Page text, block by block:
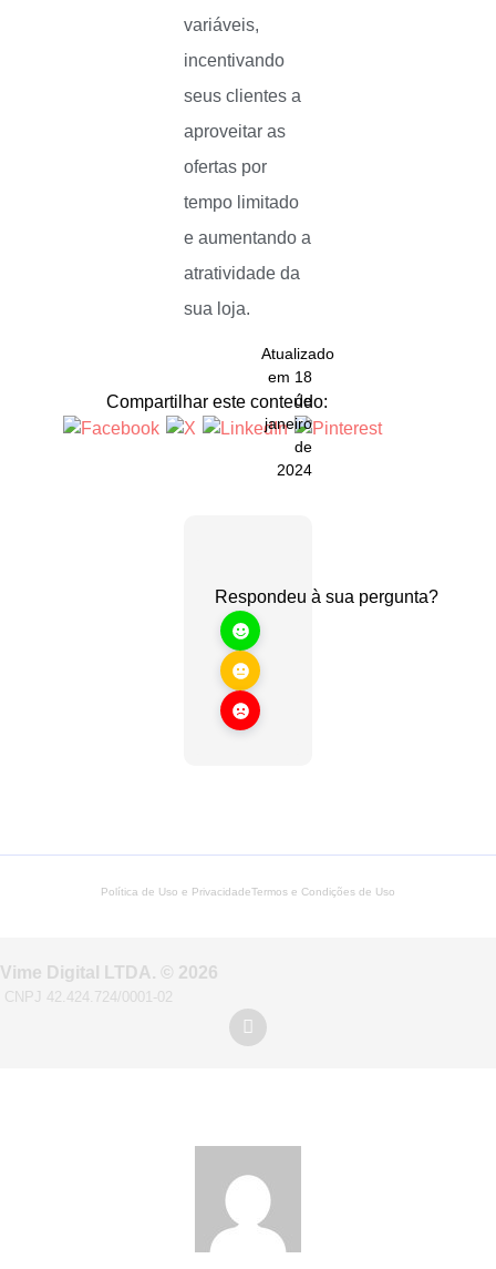
variáveis,
incentivando
seus clientes a
aproveitar as
ofertas por
tempo limitado
e aumentando a
atratividade da
sua loja.
Compartilhar este conteúdo:
Atualizado
em 18
de
janeiro
de
2024
Respondeu à sua pergunta?
Política de Uso e PrivacidadeTermos e Condições de Uso
Vime Digital LTDA. © 2026
CNPJ 42.424.724/0001-02